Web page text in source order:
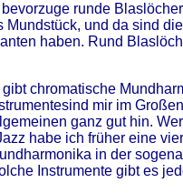
runde
Mundstück, und da sind
haben. Rund
gibt chromatische
mir im
ganz gut hin.
habe ich früher eine
in der
Instrumente gibt es